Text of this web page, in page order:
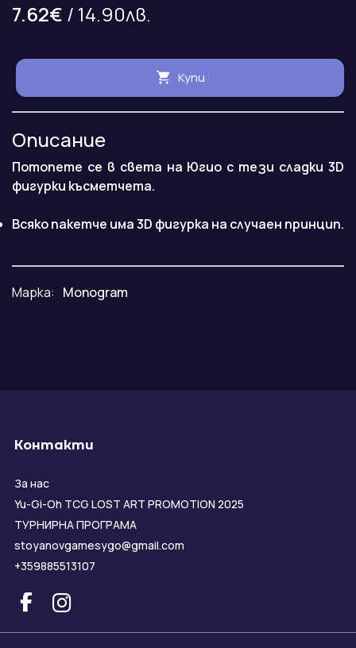
7.62€ / 14.90лв.
Купи
Описание
Потопете се в света на Югио с тези сладки 3D
фигурки късметчета.
Всяко пакетче има 3D фигурка на случаен принцип.
Марка: Monogram
Контакти
За нас
Yu-Gi-Oh TCG LOST ART PROMOTION 2025
ТУРНИРНА ПРОГРАМА
stoyanovgamesygo@gmail.com
+359885513107